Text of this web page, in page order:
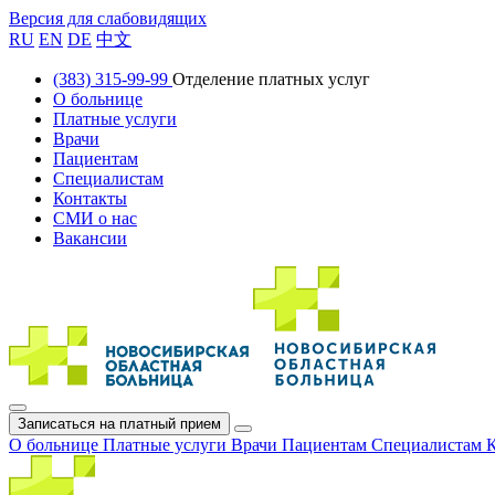
Версия для слабовидящих
RU EN DE 中文
(383) 315-99-99 Отделение платных услуг
О больнице
Платные услуги
Врачи
Пациентам
Специалистам
Контакты
СМИ о нас
Вакансии
Записаться на платный прием
О больнице Платные услуги Врачи Пациентам Специалистам